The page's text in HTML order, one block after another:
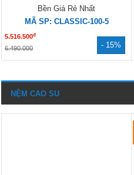
- 15%
Bền Giá Rẻ Nhất
MÃ SP: CLASSIC-100-5
5.516.500đ
6.490.000
NỆM CAO SU